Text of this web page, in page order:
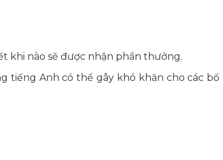
khi nào sẽ được nhận phần thưởng.
tiếng Anh có thể gây khó khăn cho các